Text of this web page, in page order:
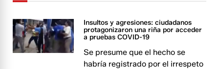
Insultos y agresiones: ciudadanos
protagonizaron una riña por acceder
a pruebas COVID-19
Se presume que el hecho se
habría registrado por el irrespeto